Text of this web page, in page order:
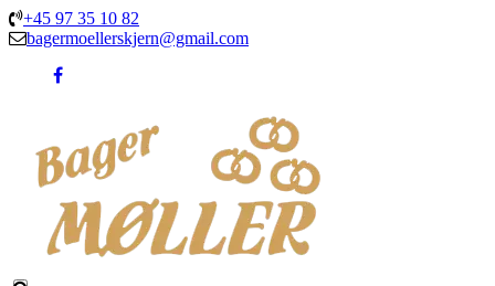
+45 97 35 10 82
bagermoellerskjern@gmail.com